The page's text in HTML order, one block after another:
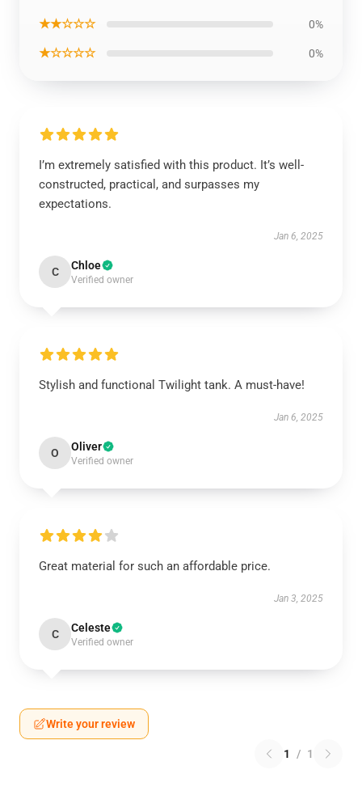
★★☆☆☆ 0%
★☆☆☆☆ 0%
I’m extremely satisfied with this product. It’s well-
constructed, practical, and surpasses my
expectations.
Jan 6, 2025
C Chloe
Verified owner
Stylish and functional Twilight tank. A must-have!
Jan 6, 2025
O Oliver
Verified owner
Great material for such an affordable price.
Jan 3, 2025
C Celeste
Verified owner
Write your review
1 / 1